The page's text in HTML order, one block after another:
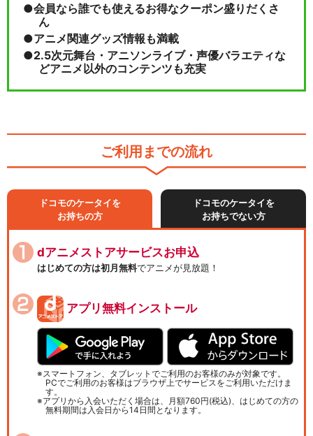
会員なら誰でも使えるお得なクーポン盛りだくさ
ん
アニメ関連グッズ情報も満載
2.5次元舞台・アニソンライブ・声優バラエティな
どアニメ以外のコンテンツも充実
ご利用までの流れ
ドコモのケータイを
お持ちの方
ドコモのケータイを
お持ちでない方
dアニメストアサービスお申込
はじめての方は初月無料でアニメが見放題！
アプリ無料インストール
スマートフォン、タブレットでご利用のお客様のみが対象です。
PCでご利用のお客様はブラウザ上でサービスをご利用いただけま
す。
アプリから入会いただく場合は、月額760円(税込)、はじめての方の
無料期間は入会日から14日間となります。